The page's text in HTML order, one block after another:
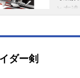
と友
おり
ダー剣